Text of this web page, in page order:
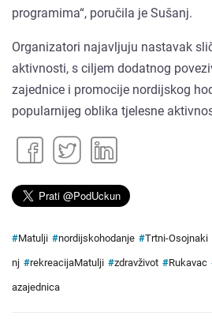
programima“, poručila je Sušanj.
Organizatori najavljuju nastavak
aktivnosti, s ciljem dodatnog
zajednice i promocije nordijskog
popularnijeg oblika tjelesne
#Matulji #nordijskohodanje #Trtni-Osojnaki
nj #rekreacijaMatulji #zdravživot #Rukavac
azajednica